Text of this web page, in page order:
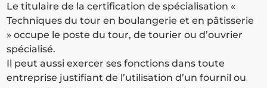
Le titulaire de la certification de spécialisation «
Techniques du tour en boulangerie et en pâtisserie
» occupe le poste du tour, de tourier ou d’ouvrier
spécialisé.
Il peut aussi exercer ses fonctions dans toute
entreprise justifiant de l’utilisation d’un fournil ou